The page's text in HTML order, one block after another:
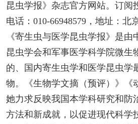
昆虫学报》杂志官方网站。订阅
电话：010-66948579，地址：北
《寄生虫与医学昆虫学报》是由
昆虫学会和军事医学科学院微生
的、国内寄生虫学和医学昆虫学
物。《生物学文摘（预评）》《
她力求反映我国本学科研究和防
方法和新成就，以促进现代科学